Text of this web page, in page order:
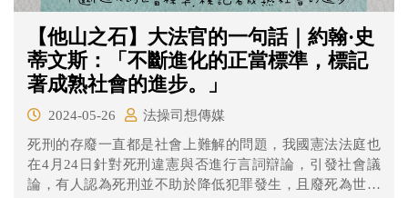
【他山之石】大法官的一句話｜約翰·史
蒂文斯：「不斷進化的正當標準，標記
著成熟社會的進步。」
2024-05-26
法操司想傳媒
死刑的存廢一直都是社會上難解的問題，我國憲法法庭也
在4月24日針對死刑違憲與否進行言詞辯論，引發社會議
論，有人認為死刑並不助於降低犯罪發生，且廢死為世界